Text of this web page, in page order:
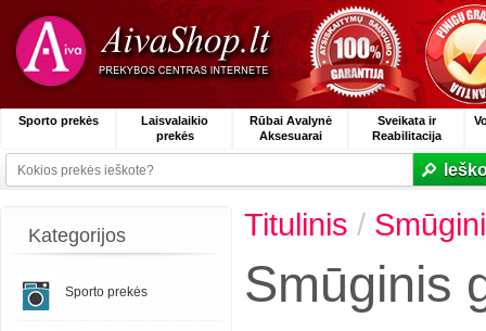
Sporto prekės
Laisvalaikio
prekės
Rūbai Avalynė
Aksesuarai
Sveikata ir
Reabilitacija
Kategorijos
Sporto prekės
Titulinis /
Smūginis